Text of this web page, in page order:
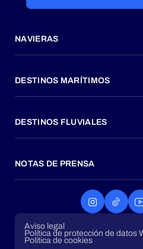
NAVIERAS
DESTINOS MARÍTIMOS
DESTINOS FLUVIALES
NOTAS DE PRENSA
Aviso legal
Política de protección de datos
Política de cookies